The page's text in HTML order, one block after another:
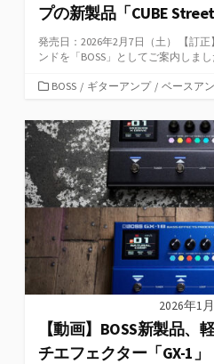
プの新製品「CUBE
発売日：2026年2月7日（土） 【訂
ンドを「BOSS」としてご案内しま
カ
ゴ
リ
ー
BOSS / ギターアンプ / ベースア
2026年1
【動画】BOSS新製品
チエフェクター「GX-1」